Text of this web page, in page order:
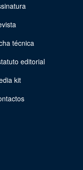
técnica
editorial
kit